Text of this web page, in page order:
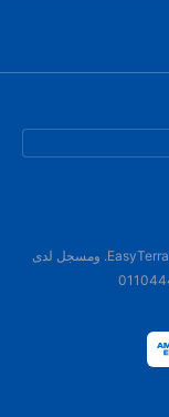
هذا الموقع الإلكتروني مملوك ومدار من قبل شركة EasyTerra B.V. ومسجل لدى